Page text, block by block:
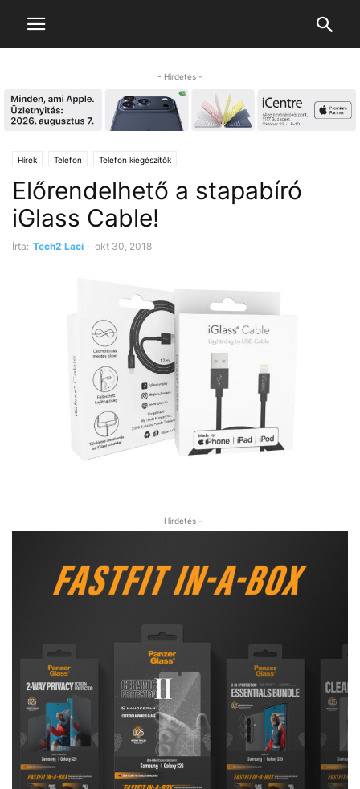
- Hirdetés -
Hírek Telefon Telefon kiegészítők
Előrendelhető a stapabíró
iGlass Cable!
Írta: Tech2 Laci - okt 30, 2018
- Hirdetés -